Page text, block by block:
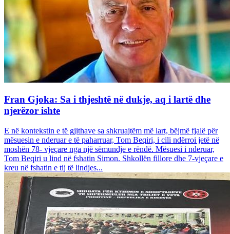
Fran Gjoka: Sa i thjeshtë në dukje, aq i lartë dhe
njerëzor ishte
E në kontekstin e të gjithave sa shkruajtëm më lart, bëjmë fjalë për
mësuesin e nderuar e të paharruar, Tom Beqiri, i cili ndërroi jetë në
moshën 78- vjeçare nga një sëmundje e rëndë. Mësuesi i nderuar,
Tom Beqiri u lind në fshatin Simon. Shkollën fillore dhe 7-vjeçare e
kreu në fshatin e tij të lindjes...